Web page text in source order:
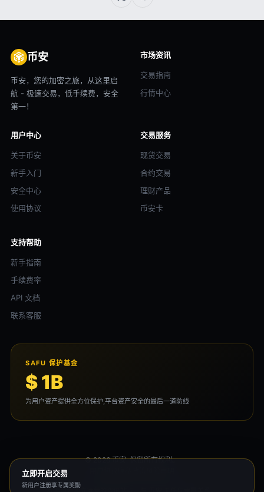
币安
币安，您的加密之旅，从这里启
航 - 极速交易，低手续费，安全
第一！
市场资讯
交易指南
行情中心
用户中心
关于币安
新手入门
安全中心
使用协议
交易服务
现货交易
合约交易
理财产品
币安卡
支持帮助
新手指南
手续费率
API 文档
联系客服
SAFU 保护基金
$ 1B
为用户资产提供全方位保护,平台资产安全的最后一道防线
© 2026 币安. 保留所有权利。
立即开启交易
新用户注册享专属奖励